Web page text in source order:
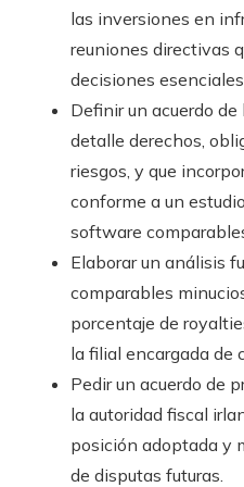
las inversiones en
reuniones directivas
decisiones
Definir un acuerdo
detalle derechos,
riesgos, y que
conforme a un
software
Elaborar un análisis
comparables
porcentaje de
la filial encargada de
Pedir un acuerdo de
la autoridad fiscal
posición adoptada y
de disputas futuras.